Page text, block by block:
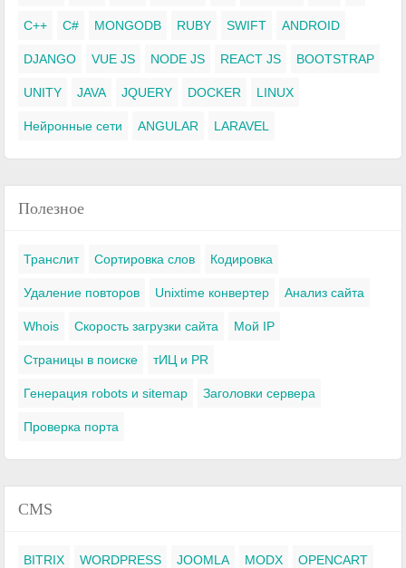
C++ C# MONGODB RUBY SWIFT ANDROID
DJANGO VUE JS NODE JS REACT JS BOOTSTRAP
UNITY JAVA JQUERY DOCKER LINUX
Нейронные сети ANGULAR LARAVEL
Полезное
Транслит Сортировка слов Кодировка
Удаление повторов Unixtime конвертер Анализ сайта
Whois Скорость загрузки сайта Мой IP
Страницы в поиске тИЦ и PR
Генерация robots и sitemap Заголовки сервера
Проверка порта
CMS
BITRIX WORDPRESS JOOMLA MODX OPENCART